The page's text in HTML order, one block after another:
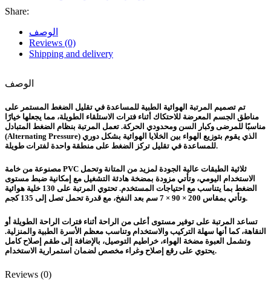
Share:
الوصف
Reviews (0)
Shipping and delivery
الوصف
تم تصميم المرتبة الهوائية الطبية للمساعدة في تقليل الضغط المستمر على
مناطق الجسم المعرضة للاحتكاك أثناء فترات الاستلقاء الطويلة، مما يجعلها خيارًا
مناسبًا للمرضى وكبار السن ومحدودي الحركة. تعمل المرتبة بنظام الضغط المتبادل
(Alternating Pressure) الذي يقوم بتوزيع الهواء بين الخلايا الهوائية بشكل دوري
للمساعدة في تقليل تركز الضغط على منطقة واحدة لفترات طويلة.
مصنوعة من خامة PVC ثلاثية الطبقات عالية الجودة لمزيد من المتانة وتحمل
الاستخدام اليومي، وتأتي مزودة بمضخة هادئة التشغيل مع إمكانية ضبط مستوى
الضغط بما يتناسب مع احتياجات المستخدم. تحتوي المرتبة على 130 خلية هوائية
وتأتي بمقاس 200 × 90 × 7 سم بعد النفخ، مع قدرة تحمل تصل إلى 135 كجم.
تساعد المرتبة على توفير مستوى أعلى من الراحة أثناء فترات الراحة الطويلة أو
النقاهة، كما أنها سهلة التركيب والاستخدام وتناسب معظم الأسرة الطبية والمنزلية.
وتشمل العبوة مضخة الهواء، خراطيم التوصيل، بالإضافة إلى طقم إصلاح كامل
يحتوي على رقع إصلاح وغراء مخصص لضمان استمرارية الاستخدام.
Reviews (0)